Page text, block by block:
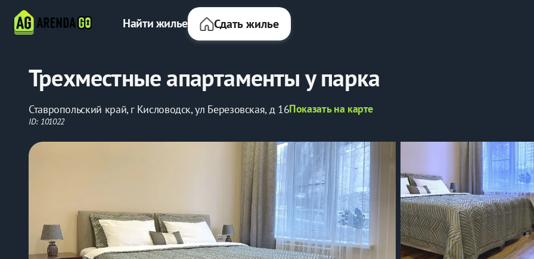
Найти жилье Сдать жилье
Трехместные апартаменты у парка
Ставропольский край, г Кисловодск, ул Березовская, д 16Показать на карте
ID: 101022